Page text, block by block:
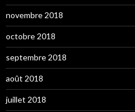
novembre 2018
octobre 2018
septembre 2018
août 2018
juillet 2018